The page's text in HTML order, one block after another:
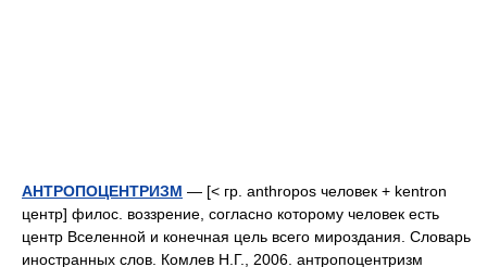
АНТРОПОЦЕНТРИЗМ — [< гр. anthropos человек + kentron
центр] филос. воззрение, согласно которому человек есть
центр Вселенной и конечная цель всего мироздания. Словарь
иностранных слов. Комлев Н.Г., 2006. антропоцентризм